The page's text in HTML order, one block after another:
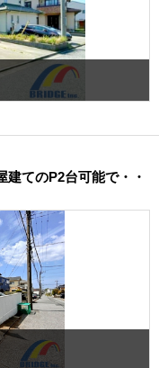
てのP2台可能で・・